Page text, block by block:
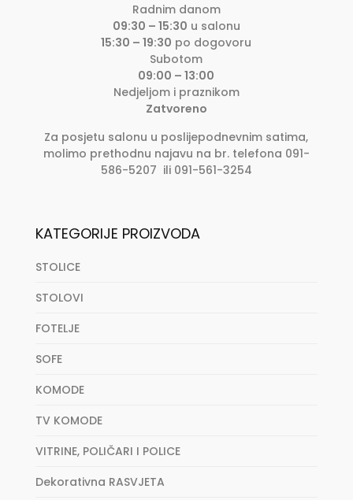
Radnim danom
09:30 – 15:30 u salonu
15:30 – 19:30 po dogovoru
Subotom
09:00 – 13:00
Nedjeljom i praznikom
Zatvoreno
Za posjetu salonu u poslijepodnevnim satima,
molimo prethodnu najavu na br. telefona 091-
586-5207 ili 091-561-3254
KATEGORIJE PROIZVODA
STOLICE
STOLOVI
FOTELJE
SOFE
KOMODE
TV KOMODE
VITRINE, POLIČARI I POLICE
Dekorativna RASVJETA